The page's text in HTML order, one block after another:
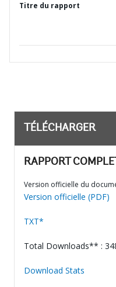
Titre du rapport
TÉLÉCHARGER
RAPPORT
Version officielle du
Version officielle (PDF)
TXT*
Total Downloads** :
Download Stats